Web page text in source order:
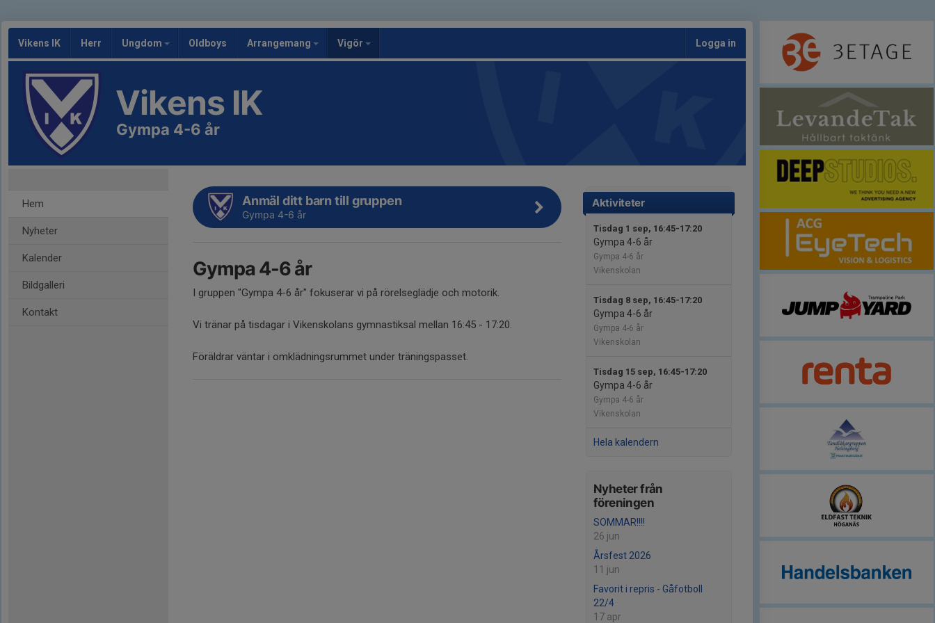
Vikens IK Herr Ungdom Oldboys Arrangemang Vigör Logga in
Vikens IK
Gympa 4-6 år
Hem
Nyheter
Kalender
Bildgalleri
Kontakt
Aktiviteter
Tisdag 1 sep, 16:45-17:20
Gympa 4-6 år
Gympa 4-6 år
Vikenskolan
Tisdag 8 sep, 16:45-17:20
Gympa 4-6 år
Gympa 4-6 år
Vikenskolan
Tisdag 15 sep, 16:45-17:20
Gympa 4-6 år
Gympa 4-6 år
Vikenskolan
Hela kalendern
Nyheter från
föreningen
SOMMAR!!!!
26 jun
Årsfest 2026
11 jun
Favorit i repris - Gåfotboll
22/4
17 apr
Anmäl ditt barn till gruppen
Gympa 4-6 år
Gympa 4-6 år
I gruppen "Gympa 4-6 år" fokuserar vi på rörelseglädje och motorik.
Vi tränar på tisdagar i Vikenskolans gymnastiksal mellan 16:45 - 17:20.
Föräldrar väntar i omklädningsrummet under träningspasset.